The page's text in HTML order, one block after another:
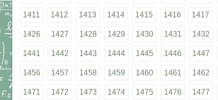
1411 1412 1413 1414 1415 1416 1417
1426 1427 1428 1429 1430 1431 1432
1441 1442 1443 1444 1445 1446 1447
1456 1457 1458 1459 1460 1461 1462
1471 1472 1473 1474 1475 1476 1477